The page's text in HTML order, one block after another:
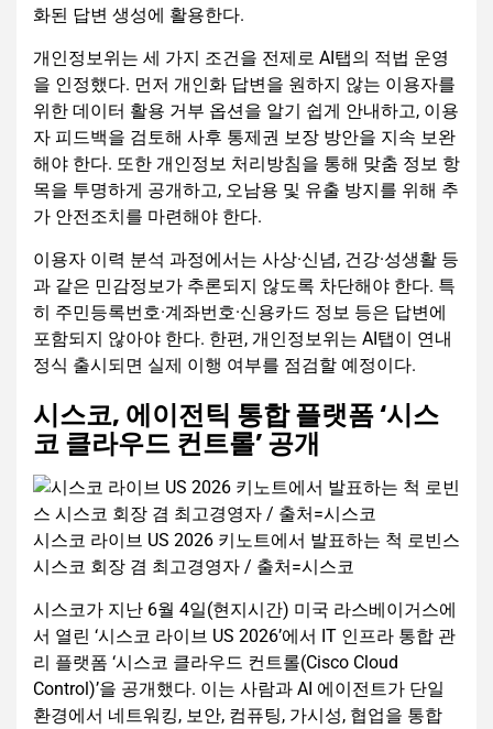
화된 답변 생성에 활용한다.
개인정보위는 세 가지 조건을 전제로 AI탭의 적법 운영
을 인정했다. 먼저 개인화 답변을 원하지 않는 이용자를
위한 데이터 활용 거부 옵션을 알기 쉽게 안내하고, 이용
자 피드백을 검토해 사후 통제권 보장 방안을 지속 보완
해야 한다. 또한 개인정보 처리방침을 통해 맞춤 정보 항
목을 투명하게 공개하고, 오남용 및 유출 방지를 위해 추
가 안전조치를 마련해야 한다.
이용자 이력 분석 과정에서는 사상·신념, 건강·성생활 등
과 같은 민감정보가 추론되지 않도록 차단해야 한다. 특
히 주민등록번호·계좌번호·신용카드 정보 등은 답변에
포함되지 않아야 한다. 한편, 개인정보위는 AI탭이 연내
정식 출시되면 실제 이행 여부를 점검할 예정이다.
시스코, 에이전틱 통합 플랫폼 ‘시스
코 클라우드 컨트롤’ 공개
시스코 라이브 US 2026 키노트에서 발표하는 척 로빈스
시스코 회장 겸 최고경영자 / 출처=시스코
시스코가 지난 6월 4일(현지시간) 미국 라스베이거스에
서 열린 ‘시스코 라이브 US 2026’에서 IT 인프라 통합 관
리 플랫폼 ‘시스코 클라우드 컨트롤(Cisco Cloud
Control)’을 공개했다. 이는 사람과 AI 에이전트가 단일
환경에서 네트워킹, 보안, 컴퓨팅, 가시성, 협업을 통합